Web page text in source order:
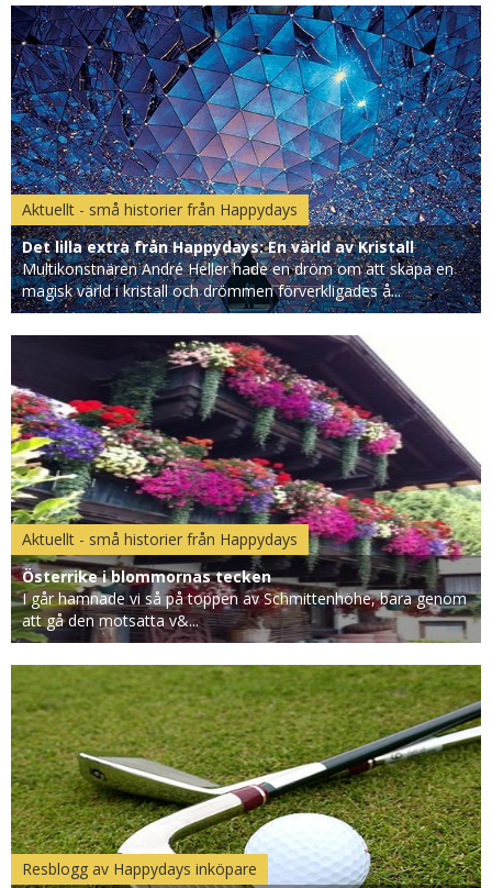
Aktuellt - små historier från Happydays
Det lilla extra från Happydays: En värld av Kristall
Multikonstnären André Heller hade en dröm om att skapa en
magisk värld i kristall och drömmen förverkligades å...
Aktuellt - små historier från Happydays
Österrike i blommornas tecken
I går hamnade vi så på toppen av Schmittenhöhe, bara genom
att gå den motsatta v&...
Resblogg av Happydays inköpare